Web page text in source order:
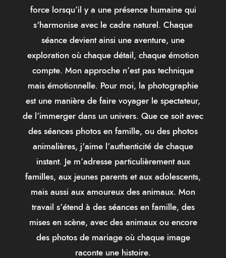
force lorsqu’il y a une présence humaine qui
s'harmonise avec le cadre naturel. Chaque
séance devient ainsi une aventure, une
exploration où chaque détail, chaque émotion
compte. Mon approche n’est pas technique
mais émotionnelle. Pour moi, la photographie
est une manière de faire voyager le spectateur,
de l’immerger dans un univers. Que ce soit avec
des séances photos en famille, ou des photos
animalières, j'aime l’authenticité de chaque
instant. Je m’adresse particulièrement aux
familles, aux jeunes parents et aux adolescents,
mais aussi aux amoureux des animaux. Mon
travail s’étend à des séances en famille, des
mises en scène, avec des animaux ou encore
des photos de mariage où chaque image
raconte une histoire.